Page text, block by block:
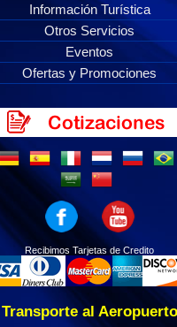
Información Turística
Otros Servicios
Eventos
Ofertas y Promociones
Recibimos Tarjetas de Credito
Transporte al Aeropuerto